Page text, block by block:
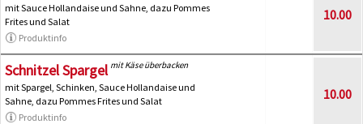
mit Sauce Hollandaise und Sahne, dazu Pommes
Frites und Salat
Produktinfo
10.00
Schnitzel Spargel mit Käse überbacken
mit Spargel, Schinken, Sauce Hollandaise und
Sahne, dazu Pommes Frites und Salat
Produktinfo
10.00